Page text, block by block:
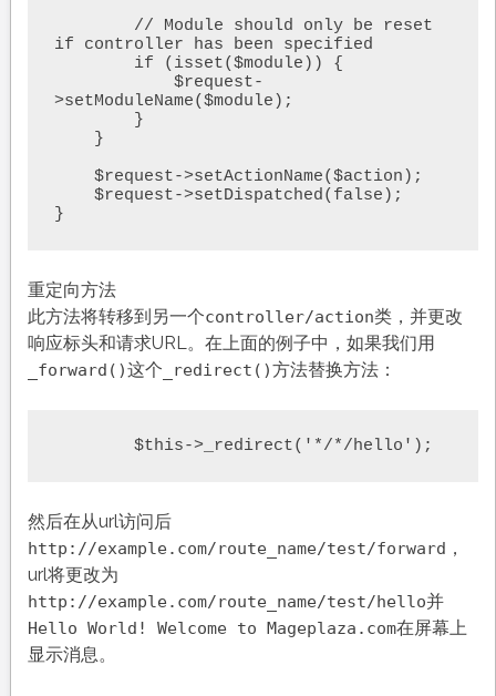
if controller has been specified
>setModuleName($module);
}
重定向方法
此方法将转移到另一个controller/action类，并更改
响应标头和请求URL。在上面的例子中，如果我们用
_forward()这个 _redirect()方法替换方法：
	$this->_redirect('*/*/hello');
然后在从url访问后
http://example.com/route_name/test/forward ，
url将更改为
http://example.com/route_name/test/hello并
Hello World! Welcome to Mageplaza.com在屏幕上
显示消息。